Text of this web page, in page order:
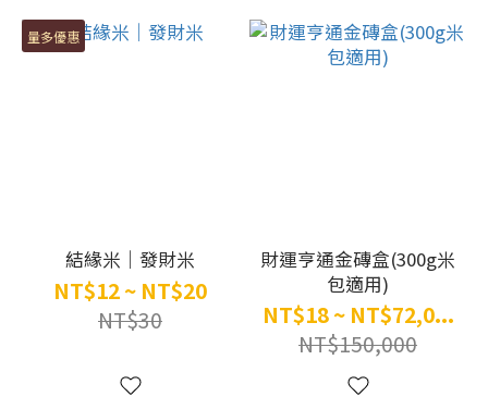
量多優惠
結緣米｜發財米
NT$12 ~ NT$20
NT$30
財運亨通金磚盒(300g米
包適用)
NT$18 ~ NT$72,0...
NT$150,000